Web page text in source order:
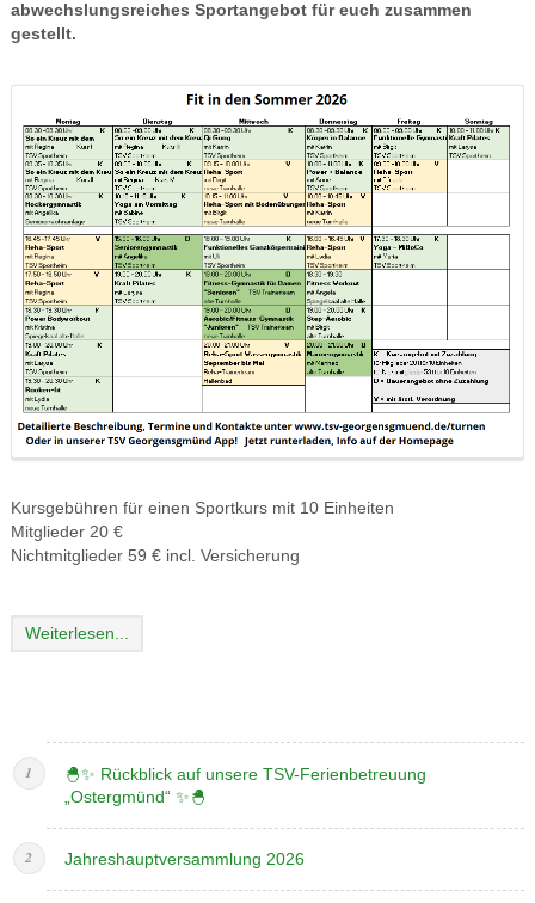
abwechslungsreiches Sportangebot für euch zusammen
gestellt.
Kursgebühren für einen Sportkurs mit 10 Einheiten
Mitglieder 20 €
Nichtmitglieder 59 € incl. Versicherung
Weiterlesen...
🐣✨ Rückblick auf unsere TSV-Ferienbetreuung
„Ostergmünd“ ✨🐣
Jahreshauptversammlung 2026